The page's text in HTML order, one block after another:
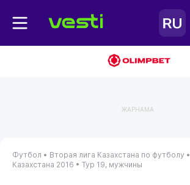
ЖАРНАМА
Футбол • Вторая лига Казахстана по футболу •
Казахстана 2016 • Тур 19, мужчины